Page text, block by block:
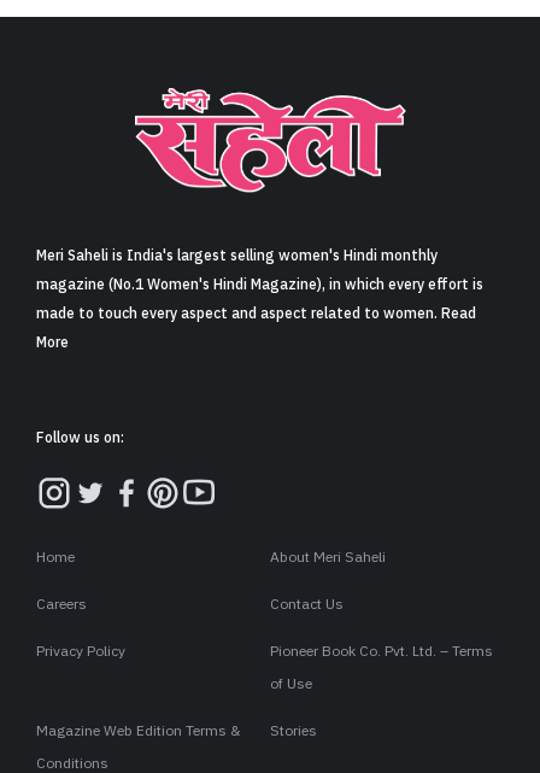
Meri Saheli is India's largest selling women's Hindi monthly
magazine (No.1 Women's Hindi Magazine), in which every effort is
made to touch every aspect and aspect related to women. Read
More
Follow us on:
Home About Meri Saheli
Careers Contact Us
Privacy Policy
Pioneer Book Co. Pvt. Ltd. – Terms
of Use
Magazine Web Edition Terms &
Conditions
Stories